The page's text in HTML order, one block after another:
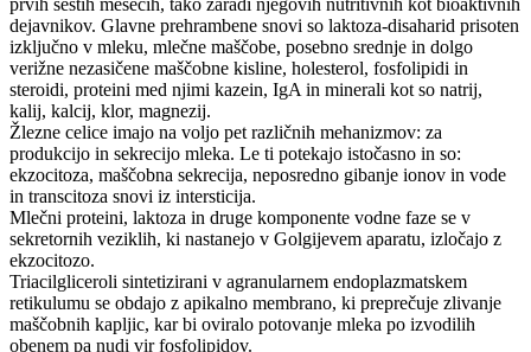
dejavnikov. Glavne prehrambene snovi so laktoza-disaharid prisoten
izključno v mleku, mlečne maščobe, posebno srednje in dolgo
verižne nezasičene maščobne kisline, holesterol, fosfolipidi in
steroidi, proteini med njimi kazein, IgA in minerali kot so natrij,
kalij, kalcij, klor, magnezij.
Žlezne celice imajo na voljo pet različnih mehanizmov: za
produkcijo in sekrecijo mleka. Le ti potekajo istočasno in so:
ekzocitoza, maščobna sekrecija, neposredno gibanje ionov in vode
in transcitoza snovi iz intersticija.
Mlečni proteini, laktoza in druge komponente vodne faze se v
sekretornih veziklih, ki nastanejo v Golgijevem aparatu, izločajo z
ekzocitozo.
Triacilgliceroli sintetizirani v agranularnem endoplazmatskem
retikulumu se obdajo z apikalno membrano, ki preprečuje zlivanje
maščobnih kapljic, kar bi oviralo potovanje mleka po izvodilih
obenem pa nudi vir fosfolipidov.